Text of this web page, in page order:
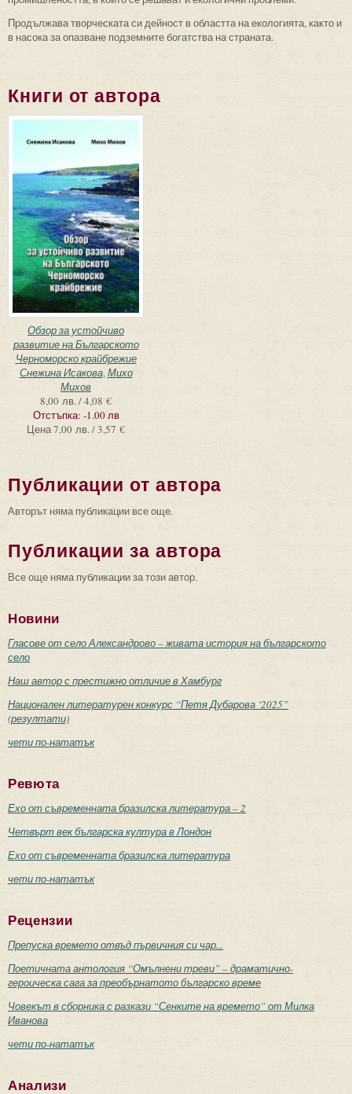
Продължава творческата си дейност в областта на екологията, както и
в насока за опазване подземните богатства на страната.
Книги от автора
Обзор за устойчиво
развитие на Българското
Черноморско крайбрежие
Снежина Исакова,Михо
Михов
8,00 лв. / 4,08 €
Отстъпка: -1.00 лв
Цена7,00 лв. / 3,57 €
Публикации от автора
Авторът няма публикации все още.
Публикации за автора
Все още няма публикации за този автор.
Новини
Гласове от село Александрово – живата история на българското
село
Наш автор с престижно отличие в Хамбург
Национален литературен конкурс “Петя Дубарова ‘2025”
(резултати)
чети по-нататък
Ревюта
Ехо от съвременната бразилска литература – 2
Четвърт век българска култура в Лондон
Ехо от съвременната бразилска литература
чети по-нататък
Рецензии
Препуска времето отвъд първичния си чар...
Поетичната антология “Омълнени треви” – драматично-
героическа сага за преобърнатото българско време
Човекът в сборника с разкази “Сенките на времето” от Милка
Иванова
чети по-нататък
Анализи